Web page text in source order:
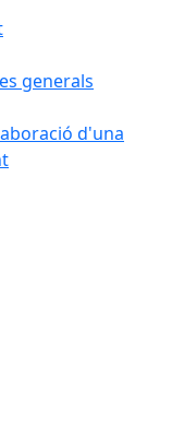
generals
d'una